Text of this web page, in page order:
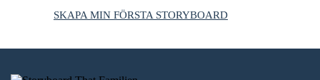
SKAPA MIN FÖRSTA STORYBOARD